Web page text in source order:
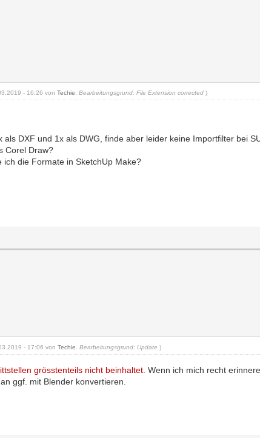
- 16:26 vonTechie Bearbeitungsgrund: File Extension corrected )
DXF und 1x als DWG, finde aber leider keine Importfilter bei
Corel Draw?
die Formate in SketchUp Make?
- 17:06 vonTechie Bearbeitungsgrund: Update )
grösstenteils nicht beinhaltet . Wenn ich mich recht
ggf. mit Blender konvertieren.